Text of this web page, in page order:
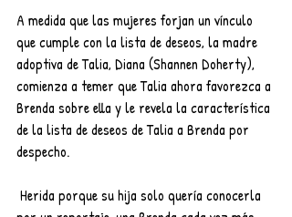
A medida que las mujeres forjan un vínculo
que cumple con la lista de deseos, la madre
adoptiva de Talia, Diana (Shannen Doherty),
comienza a temer que Talia ahora favorezca a
Brenda sobre ella y le revela la característica
de la lista de deseos de Talia a Brenda por
despecho.